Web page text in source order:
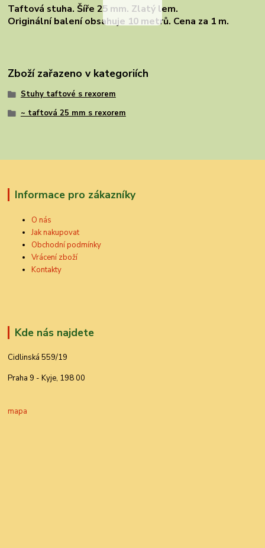
Taftová stuha. Šíře 25 mm. Zlatý lem.
Originální balení obsahuje 10 metrů. Cena za 1 m.
Zboží zařazeno v kategoriích
Stuhy taftové s rexorem
~ taftová 25 mm s rexorem
Informace pro zákazníky
O nás
Jak nakupovat
Obchodní podmínky
Vrácení zboží
Kontakty
Kde nás najdete
Cidlinská 559/19
Praha 9 - Kyje, 198 00
mapa